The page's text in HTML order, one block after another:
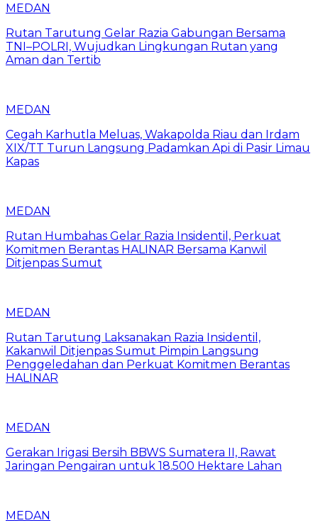
MEDAN
Rutan Tarutung Gelar Razia Gabungan Bersama
TNI–POLRI, Wujudkan Lingkungan Rutan yang
Aman dan Tertib
MEDAN
Cegah Karhutla Meluas, Wakapolda Riau dan Irdam
XIX/TT Turun Langsung Padamkan Api di Pasir Limau
Kapas
MEDAN
Rutan Humbahas Gelar Razia Insidentil, Perkuat
Komitmen Berantas HALINAR Bersama Kanwil
Ditjenpas Sumut
MEDAN
Rutan Tarutung Laksanakan Razia Insidentil,
Kakanwil Ditjenpas Sumut Pimpin Langsung
Penggeledahan dan Perkuat Komitmen Berantas
HALINAR
MEDAN
Gerakan Irigasi Bersih BBWS Sumatera II, Rawat
Jaringan Pengairan untuk 18.500 Hektare Lahan
MEDAN